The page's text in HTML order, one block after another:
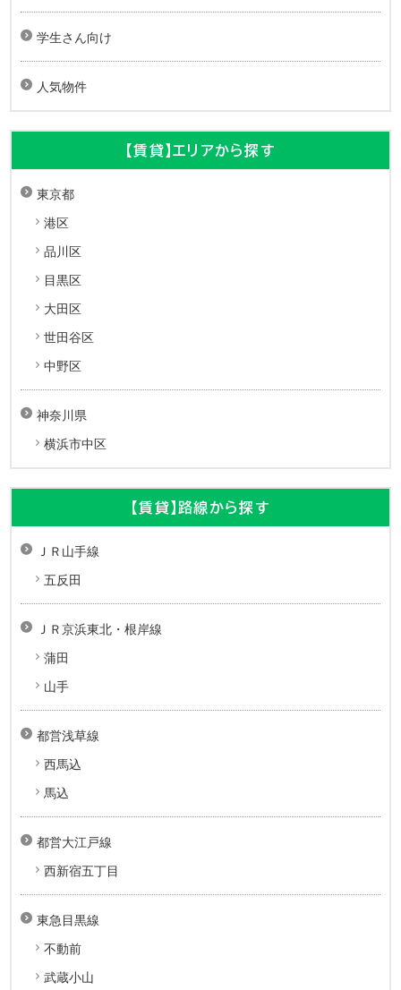
学生さん向け
人気物件
【賃貸】エリアから探す
東京都
港区
品川区
目黒区
大田区
世田谷区
中野区
神奈川県
横浜市中区
【賃貸】路線から探す
ＪＲ山手線
五反田
ＪＲ京浜東北・根岸線
蒲田
山手
都営浅草線
西馬込
馬込
都営大江戸線
西新宿五丁目
東急目黒線
不動前
武蔵小山